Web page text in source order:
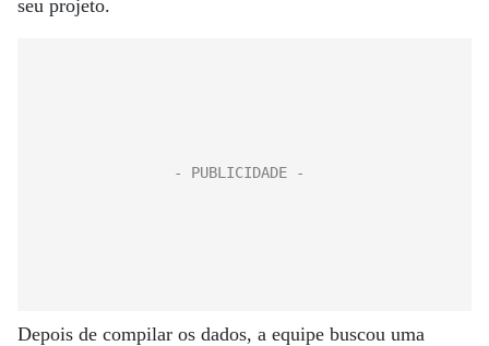
seu projeto.
Depois de compilar os dados, a equipe buscou uma